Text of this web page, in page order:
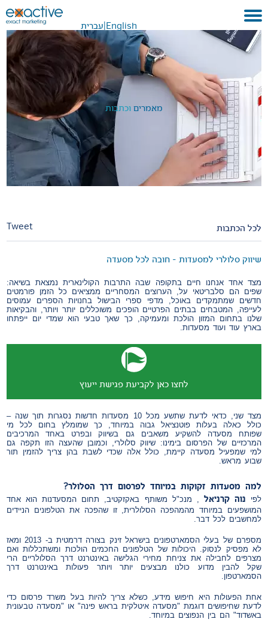
עברית English
בית
אודות
לקוחות ועבודות
שירותים
METAVERSE
מאמרים וכתבות
לכל הכתבות Tweet
שיווק סלולרי למסעדות - חובה לכל מסעדה
מצד אחד אנחנו חיים בתקופה שבה התרבות הקולינארית נמצאת בשיאה:
שפים הם סלבריטאי על, הערוצים המסחריים ממציאים כל הזמן פורמטים
חדשים שמתמקדים באוכל, מדפי ספרי הבישול בחנויות הספרים עמוסים
לעייפה, המטבחים בבתים הפרטיים הופכים משוכללים יותר ויותר, והבקיאות
שלנו בתחום המזון הולכת ומעמיקה, כך שאך טבעי הוא שמדי יום ייפתחו
בארץ עוד ועוד מסעדות.
לחצו כאן לקביעת פגישת ייעוץ
מצד שני, כדאי לדעת שתשע מכל 10 מסעדות חדשות נסגרות תוך שנה –
כולל כאלה בעלות פוטנציאל גבוה במיוחד, כך שמומלץ בחום לכל מי
שפותח מסעדה להשקיע משאבים גם בשיווק ובפרט באחד המרכיבים
המרכזיים של הפרסום בימינו: שיווק סלולרי, וכמובן שהעצה הזו תקפה גם
למי שמפעיל מסעדה קיימת, כולל אלה שכדי לשבת בהן צריך להזמין תור
שבוע מראש.
למה מסעדות זקוקות במיוחד לפרסום דרך הסלולר?
לפי נוה קרניאל , מנכ"ל משותף באקזקטיב, תחום המסעדנות הוא אחד
המושפעים במיוחד מהמהפכה הסלולרית, זו שהפכה את הטלפונים הניידים
למחשבים לכל דבר.
מספרם של בעלי הסמארטפונים בישראל זינק בצורה דרמטית ב- 2013 ומאז
לא מפסיק לנסוק. היכולות של הטלפונים החכמים הולכות ומשתכללות ואם
מצרפים לחבילה את צניחת מחירי הגלישה באינטרנט דרך הסלולריים הרי
שקל להבין מדוע כולנו מבצעים יותר ויותר פעולות באינטרנט דרך
הסמארטפון.
אחת הפעולות היא חיפוש מידע, כשלא צריך להיות בעל משרד פרסום כדי
לדעת שחיפושים דוגמת "מסעדה איטלקית בראש פינה" או "מסעדה טבעונית
באשדוד" הם בין הנפוצים במיוחד.